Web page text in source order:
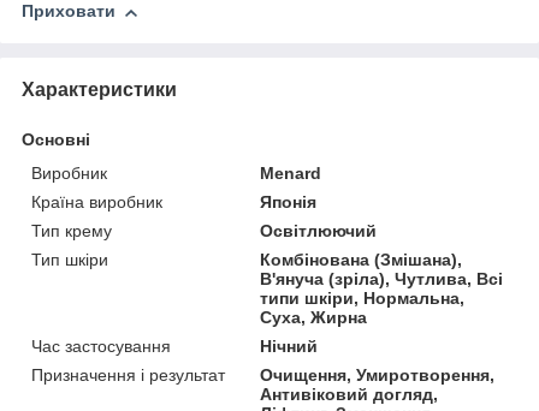
Приховати
Характеристики
Основні
Виробник
Menard
Країна виробник
Японія
Тип крему
Освітлюючий
Тип шкіри
Комбінована (Змішана),
В'януча (зріла), Чутлива, Всі
типи шкіри, Нормальна,
Суха, Жирна
Час застосування
Нічний
Призначення і результат
Очищення, Умиротворення,
Антивіковий догляд,